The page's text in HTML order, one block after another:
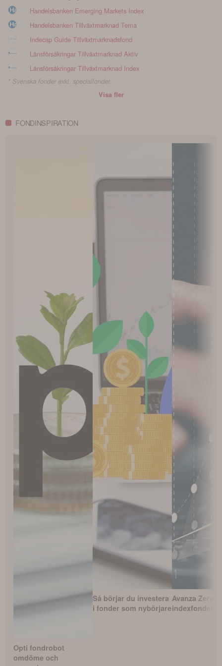
Handelsbanken Emerging Markets Index
Handelsbanken Tillväxtmarknad Tema
Indecap Guide Tillväxtmarknadsfond
Länsförsäkringar Tillväxtmarknad Aktiv
Länsförsäkringar Tillväxtmarknad Index
* Svenska fonder exkl. specialfonder.
Visa fler
FONDINSPIRATION
Opti fondrobot
omdöme och
Så börjar du investera
i fonder som nybörjare
Avanza Zero
indexfonden?